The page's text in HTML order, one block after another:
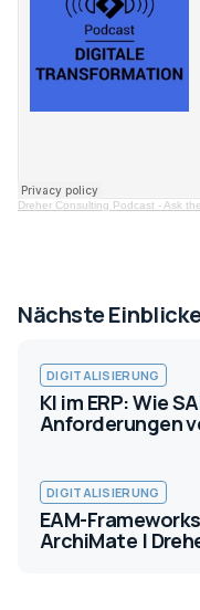
Dreher Consulting Podcast - Ask
Nächste
DIGITALISIERUNG
KI im ERP: Wie
Anforderungen
DIGITALISIERUNG
EAM-
ArchiMate |